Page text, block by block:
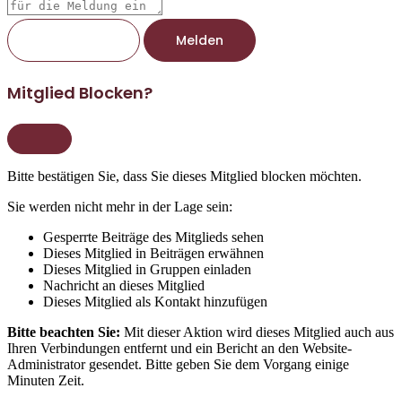
Melden
Mitglied Blocken?
Bitte bestätigen Sie, dass Sie dieses Mitglied blocken möchten.
Sie werden nicht mehr in der Lage sein:
Gesperrte Beiträge des Mitglieds sehen
Dieses Mitglied in Beiträgen erwähnen
Dieses Mitglied in Gruppen einladen
Nachricht an dieses Mitglied
Dieses Mitglied als Kontakt hinzufügen
Bitte beachten Sie: Mit dieser Aktion wird dieses Mitglied auch aus
Ihren Verbindungen entfernt und ein Bericht an den Website-
Administrator gesendet. Bitte geben Sie dem Vorgang einige
Minuten Zeit.